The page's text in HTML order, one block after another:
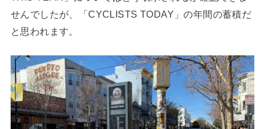
せんでしたが、「CYCLISTS TODAY」の年間の蓄積だ
と思われます。